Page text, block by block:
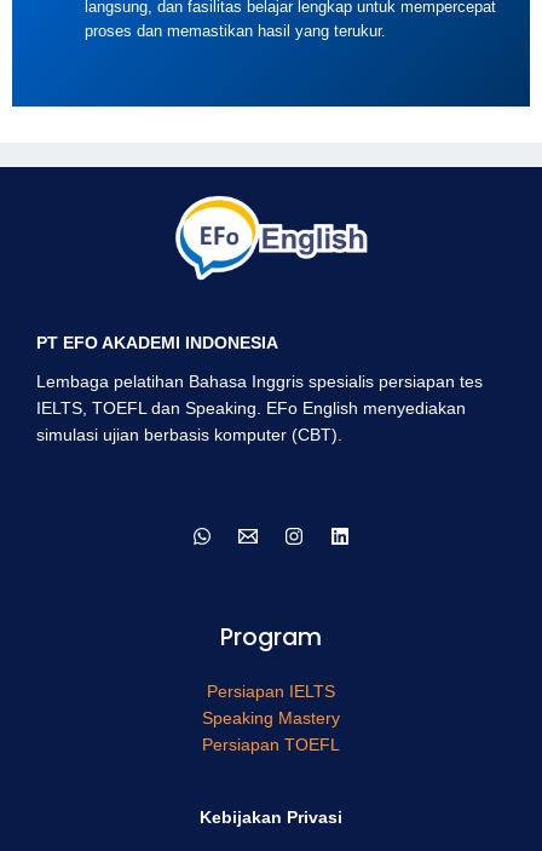
langsung, dan fasilitas belajar lengkap untuk mempercepat
proses dan memastikan hasil yang terukur.
PT EFO AKADEMI INDONESIA
Lembaga pelatihan Bahasa Inggris spesialis persiapan tes
IELTS, TOEFL dan Speaking. EFo English menyediakan
simulasi ujian berbasis komputer (CBT).
Program
Persiapan IELTS
Speaking Mastery
Persiapan TOEFL
Kebijakan Privasi